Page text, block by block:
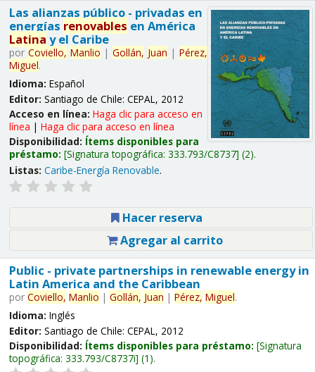
Las alianzas público - privadas en
energías renovables en América
Latina y el Caribe
por Coviello, Manlio | Gollán, Juan | Pérez,
Miguel.
Idioma: Español
Editor: Santiago de Chile: CEPAL, 2012
Acceso en línea: Haga clic para acceso en
línea | Haga clic para acceso en línea
Disponibilidad: Ítems disponibles para
préstamo: Signatura topográfica: 333.793/C8737 (2).
Listas: Caribe-Energía Renovable.
Hacer reserva
Agregar al carrito
Public - private partnerships in renewable energy in
Latin America and the Caribbean
por Coviello, Manlio | Gollán, Juan | Pérez, Miguel.
Idioma: Inglés
Editor: Santiago de Chile: CEPAL, 2012
Disponibilidad: Ítems disponibles para préstamo: Signatura
topográfica: 333.793/C8737i (1).